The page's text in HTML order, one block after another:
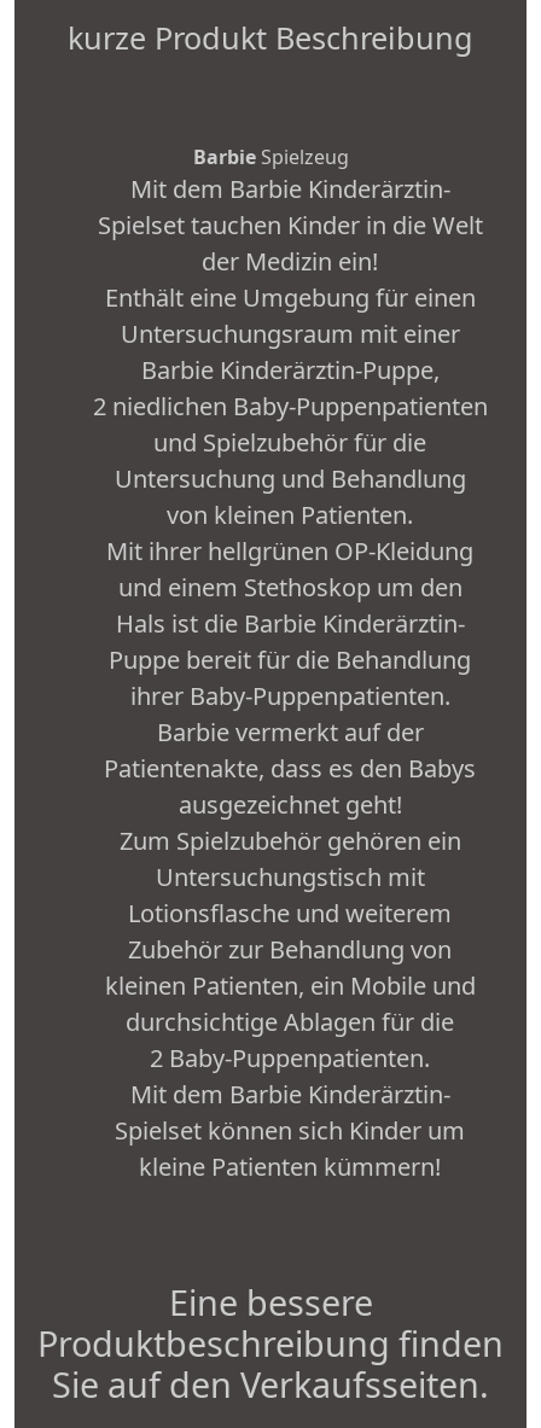
kurze Produkt Beschreibung
BarbieSpielzeug
Mit dem Barbie Kinderärztin-
Spielset tauchen Kinder in die Welt
der Medizin ein!
Enthält eine Umgebung für einen
Untersuchungsraum mit einer
Barbie Kinderärztin-Puppe,
2 niedlichen Baby-Puppenpatienten
und Spielzubehör für die
Untersuchung und Behandlung
von kleinen Patienten.
Mit ihrer hellgrünen OP-Kleidung
und einem Stethoskop um den
Hals ist die Barbie Kinderärztin-
Puppe bereit für die Behandlung
ihrer Baby-Puppenpatienten.
Barbie vermerkt auf der
Patientenakte, dass es den Babys
ausgezeichnet geht!
Zum Spielzubehör gehören ein
Untersuchungstisch mit
Lotionsflasche und weiterem
Zubehör zur Behandlung von
kleinen Patienten, ein Mobile und
durchsichtige Ablagen für die
2 Baby-Puppenpatienten.
Mit dem Barbie Kinderärztin-
Spielset können sich Kinder um
kleine Patienten kümmern!
Eine bessere
Produktbeschreibung finden
Sie auf den Verkaufsseiten.